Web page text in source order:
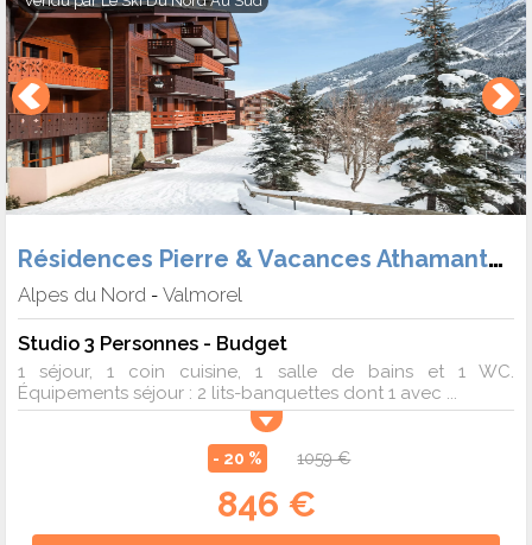
souci.
Résidences Pierre & Vacances Athamante et Valériane
Alpes du Nord - Valmorel
Studio 3 Personnes - Budget
1 séjour, 1 coin cuisine, 1 salle de bains et 1 WC.
Équipements séjour : 2 lits-banquettes dont 1 avec ...
- 20 % 1059 €
846 €